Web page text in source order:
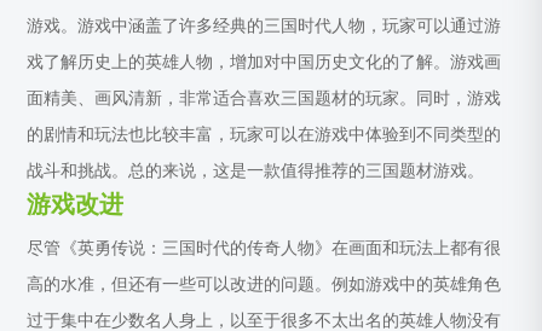
游戏。游戏中涵盖了许多经典的三国时代人物，玩家可以通过游
戏了解历史上的英雄人物，增加对中国历史文化的了解。游戏画
面精美、画风清新，非常适合喜欢三国题材的玩家。同时，游戏
的剧情和玩法也比较丰富，玩家可以在游戏中体验到不同类型的
战斗和挑战。总的来说，这是一款值得推荐的三国题材游戏。
游戏改进
尽管《英勇传说：三国时代的传奇人物》在画面和玩法上都有很
高的水准，但还有一些可以改进的问题。例如游戏中的英雄角色
过于集中在少数名人身上，以至于很多不太出名的英雄人物没有